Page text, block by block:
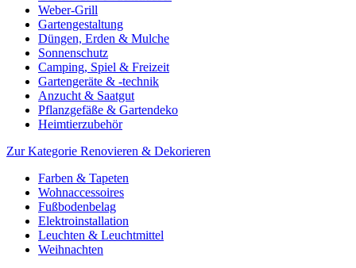
Weber-Grill
Gartengestaltung
Düngen, Erden & Mulche
Sonnenschutz
Camping, Spiel & Freizeit
Gartengeräte & -technik
Anzucht & Saatgut
Pflanzgefäße & Gartendeko
Heimtierzubehör
Zur Kategorie Renovieren & Dekorieren
Farben & Tapeten
Wohnaccessoires
Fußbodenbelag
Elektroinstallation
Leuchten & Leuchtmittel
Weihnachten